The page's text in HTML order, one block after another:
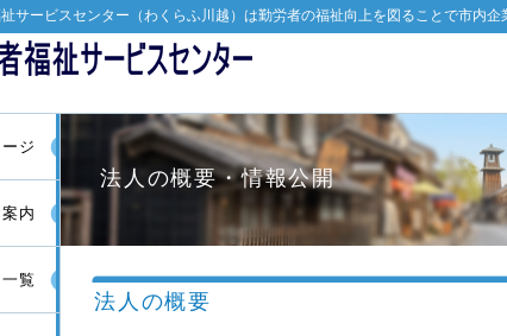
ービスセンター（わくらふ川越）は勤労者の福祉向上を図ることで市内企
法人の概要・情報公開
法人の概要
ジ
内
覧